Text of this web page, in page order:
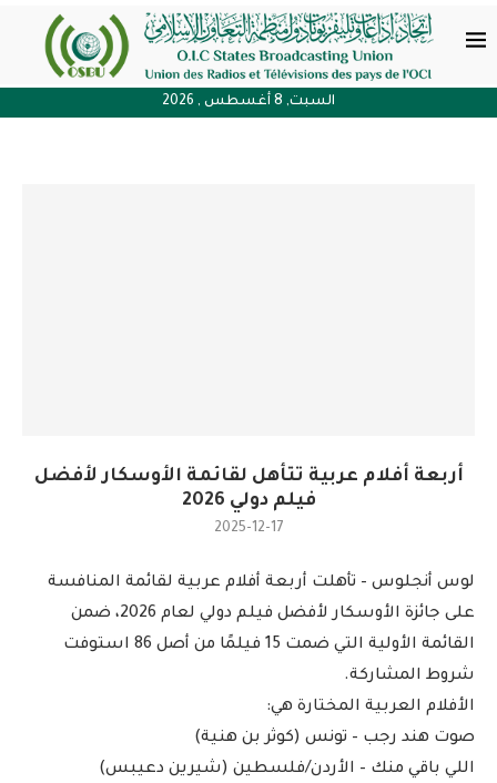
السبت, 8 أغسطس , 2026
أربعة أفلام عربية تتأهل لقائمة الأوسكار لأفضل
فيلم دولي 2026
2025-12-17
لوس أنجلوس – تأهلت أربعة أفلام عربية لقائمة المنافسة
على جائزة الأوسكار لأفضل فيلم دولي لعام 2026، ضمن
القائمة الأولية التي ضمت 15 فيلمًا من أصل 86 استوفت
شروط المشاركة.
الأفلام العربية المختارة هي:
صوت هند رجب – تونس (كوثر بن هنية)
اللي باقي منك – الأردن/فلسطين (شيرين دعيبس)